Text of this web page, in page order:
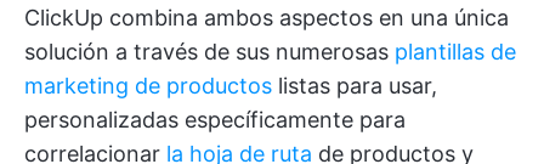
ClickUp combina ambos aspectos en una única
solución a través de sus numerosas plantillas de
marketing de productos listas para usar,
personalizadas específicamente para
correlacionar la hoja de ruta de productos y